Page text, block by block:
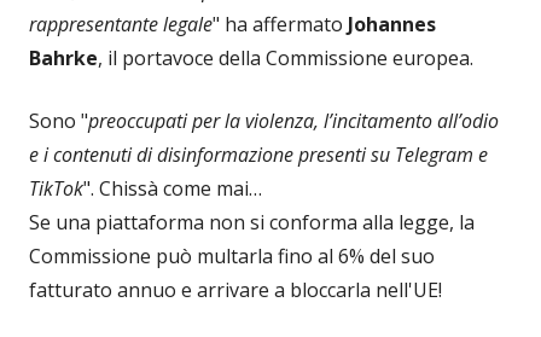
rappresentante legale" ha affermato Johannes
Bahrke, il portavoce della Commissione europea.
Sono "preoccupati per la violenza, l’incitamento all’odio
e i contenuti di disinformazione presenti su Telegram e
TikTok". Chissà come mai…
Se una piattaforma non si conforma alla legge, la
Commissione può multarla fino al 6% del suo
fatturato annuo e arrivare a bloccarla nell'UE!